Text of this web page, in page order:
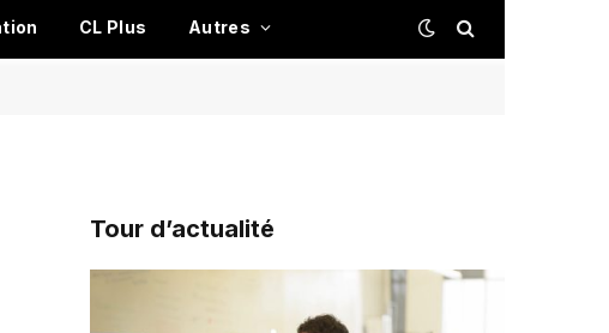
CL Plus Autres
Tour d’actualité